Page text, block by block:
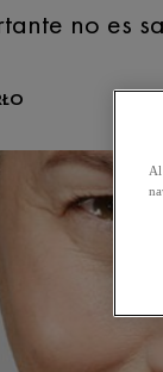
no es
Al